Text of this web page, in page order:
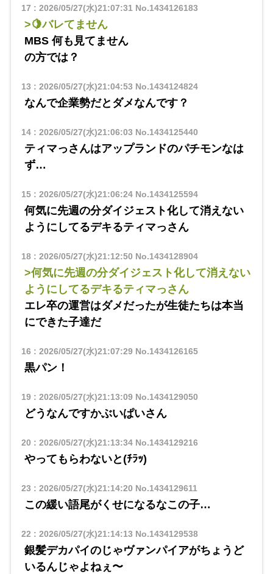
17 : 2026/05/27(水)21:07:31No.1434126183
>🍋バレてません
MBS 何も見てません
の方では？
13 : 2026/05/27(水)21:04:53 No.1434124824
なんで企業勢だとダメなんです？
14: 2026/05/27(水)21:06:03 No.1434125440
ティマっさんはアップランドのパチモンなは
ず…
15: 2026/05/27(水)21:06:24No.1434125594
何気に先週の分ダイジェスト化して消えない
ようにしてるデキるティマっさん
18: 2026/05/27(水)21:12:50 No.1434128904
>何気に先週の分ダイジェスト化して消えない
ようにしてるデキるティマっさん
エレ卒の運営はダメだったが生徒たちは本当
にできた子達だ
16 : 2026/05/27(水)21:07:29No.1434126165
黒パン！
19: 2026/05/27(水)21:13:09No.1434129050
どうなんですかぶいぱいさん
20 : 2026/05/27(水)21:13:34No.1434129216
やってもらわないと(ﾁﾗｯ)
23 : 2026/05/27(水)21:14:20 No.1434129611
この緩い語尾がくせになるなこの子…
22 : 2026/05/27(水)21:14:13 No.1434129538
銀髪デカパイのじゃヴァンパイアがちょうど
いるんじゃよねぇ〜